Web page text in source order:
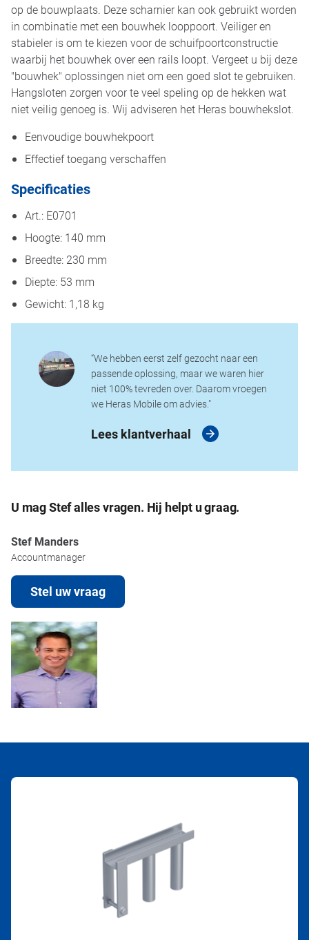
op de bouwplaats. Deze scharnier kan ook gebruikt worden
in combinatie met een bouwhek looppoort. Veiliger en
stabieler is om te kiezen voor de schuifpoortconstructie
waarbij het bouwhek over een rails loopt. Vergeet u bij deze
"bouwhek" oplossingen niet om een goed slot te gebruiken.
Hangsloten zorgen voor te veel speling op de hekken wat
niet veilig genoeg is. Wij adviseren het Heras bouwhekslot.
Eenvoudige bouwhekpoort
Effectief toegang verschaffen
Specificaties
Art.: E0701
Hoogte: 140 mm
Breedte: 230 mm
Diepte: 53 mm
Gewicht: 1,18 kg
“We hebben eerst zelf gezocht naar een
passende oplossing, maar we waren hier
niet 100% tevreden over. Daarom vroegen
we Heras Mobile om advies."
Lees klantverhaal
U mag Stef alles vragen. Hij helpt u graag.
Stef Manders
Accountmanager
Stel uw vraag